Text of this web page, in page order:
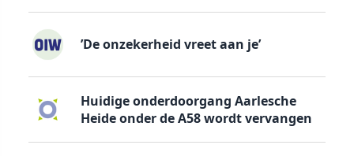
’De onzekerheid vreet aan je’
Huidige onderdoorgang Aarlesche
Heide onder de A58 wordt vervangen